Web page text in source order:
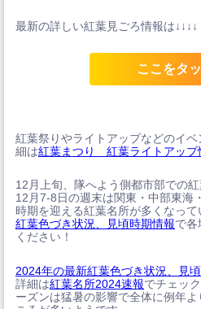
最新の詳しい紅葉見ごろ情報は↓↓↓↓
ここをタ
紅葉祭りやライトアップなどのイ
細は紅葉まつり 紅葉ライトアップ
12月上旬、隊へよう側都市部での
12月7-8日の週末は関東・中部東海
時期を迎える紅葉名所が多くなっ
紅葉色づき状況、見頃時期情報で各
ください！
2024年の最新紅葉色づき状況、見
詳細は紅葉名所2024速報でチェッ
ーズンは猛暑の影響で全体に例年